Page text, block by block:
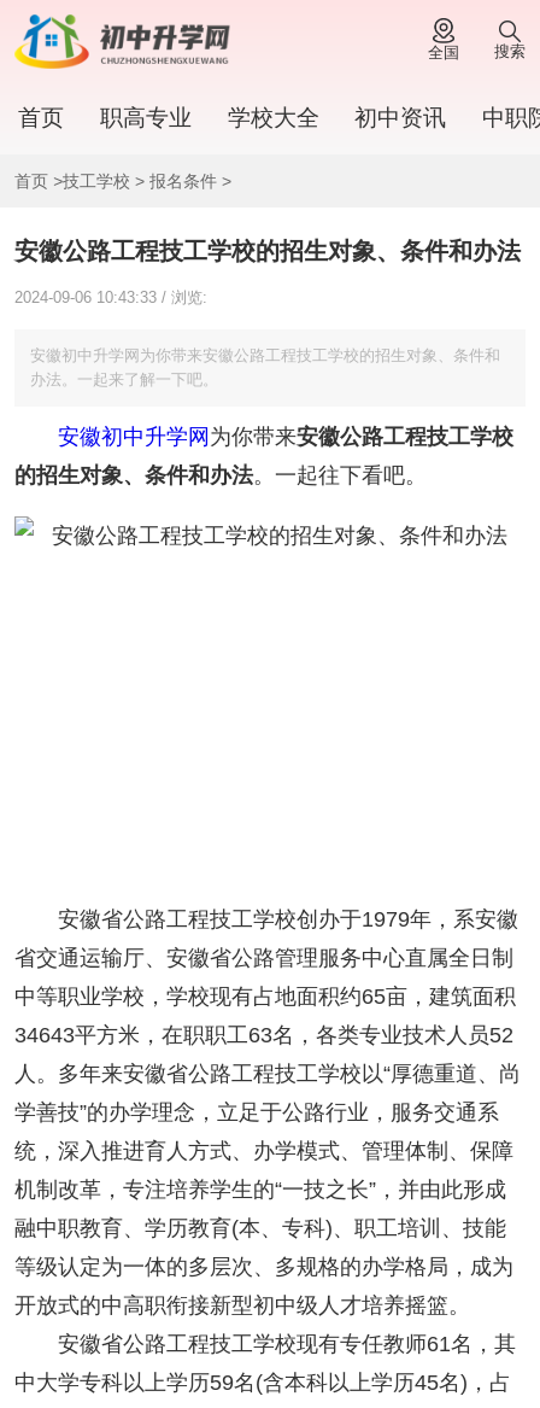
全国 搜索
首页 职高专业 学校大全 初中资讯 中职
首页 >技工学校 > 报名条件>
安徽公路工程技工学校的招生对象、条件和办法
2024-09-06 10:43:33 / 浏览:
安徽初中升学网为你带来安徽公路工程技工学校的招生对象、条件和
办法。一起来了解一下吧。
安徽初中升学网 为你带来安徽公路工程技工学校
的招生对象、条件和办法。一起往下看吧。
安徽省公路工程技工学校创办于1979年，系安徽
省交通运输厅、安徽省公路管理服务中心直属全日制
中等职业学校，学校现有占地面积约65亩，建筑面积
34643平方米，在职职工63名，各类专业技术人员52
人。多年来安徽省公路工程技工学校以“厚德重道、尚
学善技”的办学理念，立足于公路行业，服务交通系
统，深入推进育人方式、办学模式、管理体制、保障
机制改革，专注培养学生的“一技之长”，并由此形成
融中职教育、学历教育(本、专科)、职工培训、技能
等级认定为一体的多层次、多规格的办学格局，成为
开放式的中高职衔接新型初中级人才培养摇篮。
安徽省公路工程技工学校现有专任教师61名，其
中大学专科以上学历59名(含本科以上学历45名)，占